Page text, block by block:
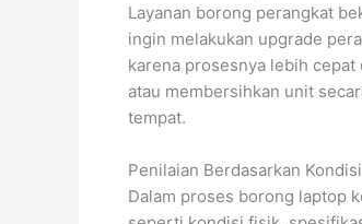
Layanan borong perangkat
ingin melakukan upgrade
karena prosesnya lebih
atau membersihkan unit
tempat.
Penilaian Berdasarkan
Dalam proses borong laptop